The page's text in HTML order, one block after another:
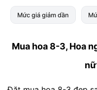
Mức giá giảm dần
Mua hoa 8-3, Hoa